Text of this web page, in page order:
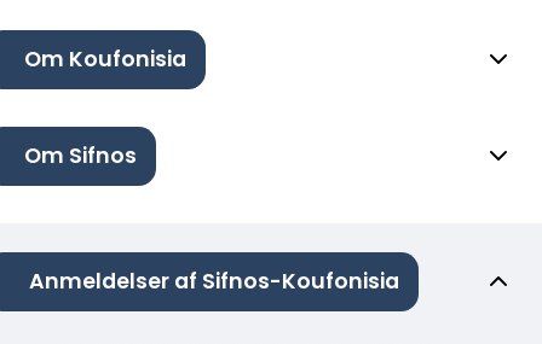
Om Koufonisia
Om Sifnos
Anmeldelser af Sifnos-Koufonisia